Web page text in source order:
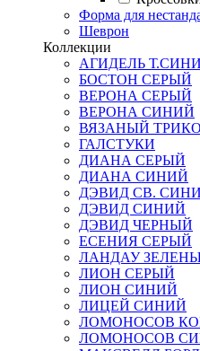
Форма для
Шеврон
Коллекции
АГИДЕЛЬ
БОСТОН СЕРЫЙ
ВЕРОНА СЕРЫЙ
ВЕРОНА СИНИЙ
ВЯЗАНЫЙ
ГАЛСТУКИ
ДИАНА СЕРЫЙ
ДИАНА СИНИЙ
ДЭВИД СВ.
ДЭВИД СИНИЙ
ДЭВИД ЧЕРНЫЙ
ЕСЕНИЯ СЕРЫЙ
ЛАНДАУ
ЛИОН СЕРЫЙ
ЛИОН СИНИЙ
ЛИЦЕЙ СИНИЙ
ЛОМОНОСОВ
ЛОМОНОСОВ